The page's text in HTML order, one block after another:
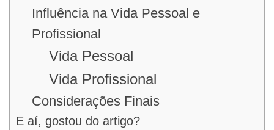
Influência na Vida Pessoal e
Profissional
Vida Pessoal
Vida Profissional
Considerações Finais
E aí, gostou do artigo?